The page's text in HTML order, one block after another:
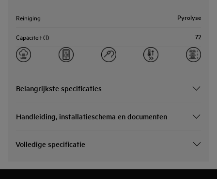
Reiniging Pyrolyse
Capaciteit (l) 72
Belangrijkste specificaties
Handleiding, installatieschema en documenten
Volledige specificatie